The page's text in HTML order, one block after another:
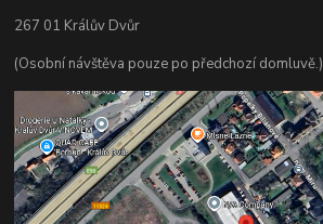
267 01 Králův Dvůr
(Osobní návštěva pouze po předchozí domluvě.)